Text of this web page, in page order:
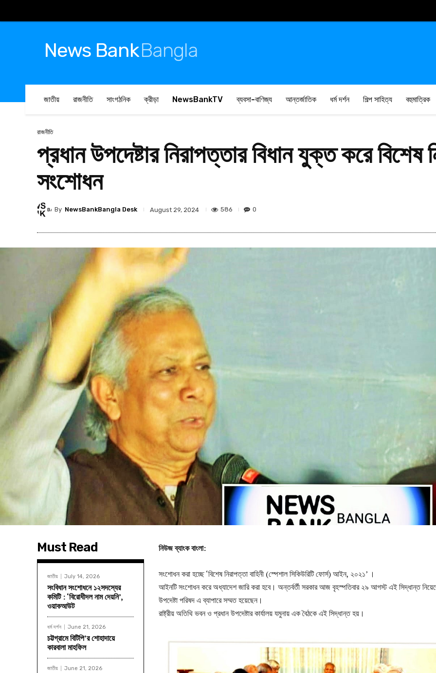
News BankBangla
জাতীয় রাজনীতি সাংগঠনিক ক্রীড়া NewsBankTV ব্যবসা-বাণিজ্য আন্তর্জাতিক ধর্ম দর্শন শিল্প সাহিত্য বহুমাত্রিক
রাজনীতি
প্রধান উপদেষ্টার নিরাপত্তার বিধান যুক্ত করে
সংশোধন
By NewsBankBangla Desk August 29, 2024 586 0
Must Read
জাতীয় July 14, 2026
সংবিধান সংশোধনে ১২সদস্যের
কমিটি : ‘বিরোধীদল নাম দেয়নি’,
ওয়াকআউট
ধর্ম দর্শন June 21, 2026
চট্টগ্রামে বিটিপি’র শোহাদায়ে
কারবালা মাহফিল
জাতীয় June 21, 2026
নিউজ ব্যাংক বাংলা:
সংশোধন করা হচ্ছে ‘বিশেষ নিরাপত্তা বাহিনী (স্পেশাল সিকিউরিটি ফোর্স) আইন, ২০২১’ ।
আইনটি সংশোধন করে অধ্যাদেশ জারি করা হবে। অন্তর্বর্তী সরকার আজ বৃহস্পতিবার ২৯ আগস্ট এই সিদ্ধান্ত
উপদেষ্টা পরিষদ এ ব্যাপারে সম্মত হয়েছেন।
রাষ্ট্রীয় অতিথি ভবন ও প্রধান উপদেষ্টার কার্যালয় যমুনায় এক বৈঠকে এই সিদ্ধান্ত হয়।‌